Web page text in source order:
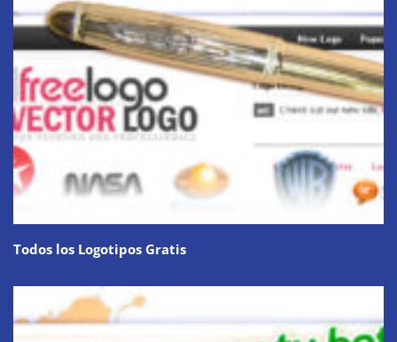
Todos los Logotipos Gratis